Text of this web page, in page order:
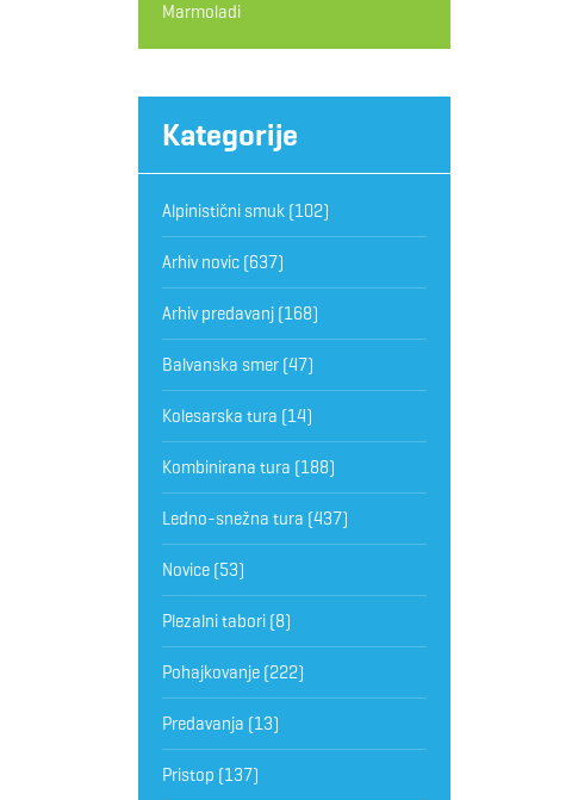
Marmoladi
Kategorije
Alpinistični smuk(102)
Arhiv novic(637)
Arhiv predavanj(168)
Balvanska smer(47)
Kolesarska tura (14)
Kombinirana tura (188)
Ledno-snežna tura (437)
Novice(53)
Plezalni tabori(8)
Pohajkovanje(222)
Predavanja (13)
Pristop (137)